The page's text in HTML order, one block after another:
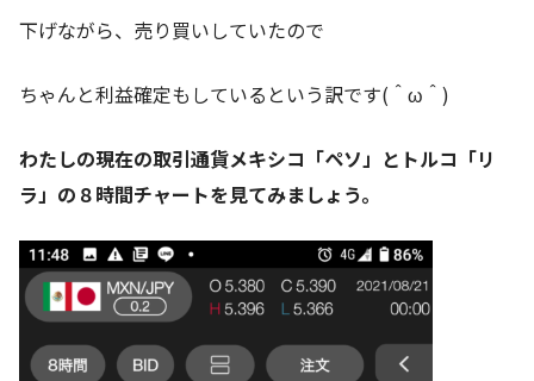
下げながら、売り買いしていたので
ちゃんと利益確定もしているという訳です(＾ω＾)
わたしの現在の取引通貨メキシコ「ペソ」とトルコ「リ
ラ」の８時間チャートを見てみましょう。